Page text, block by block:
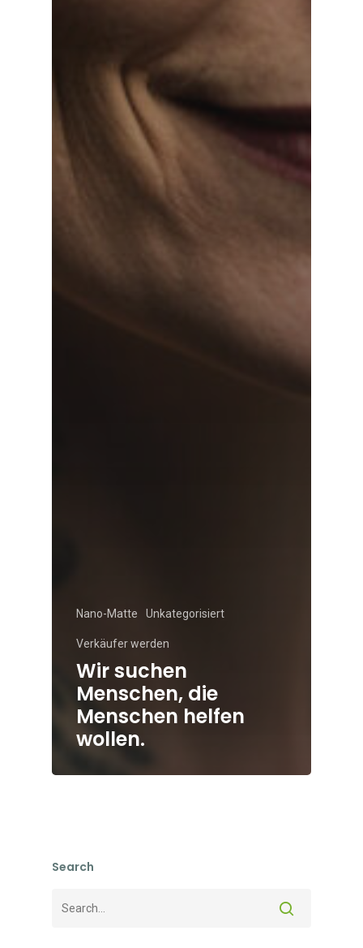
Nano-Matte Unkategorisiert
Verkäufer werden
Wir suchen
Menschen, die
Menschen helfen
wollen.
Search